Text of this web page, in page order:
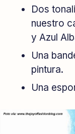
Dos
nuestro
y Azul
Una
pintura.
Una